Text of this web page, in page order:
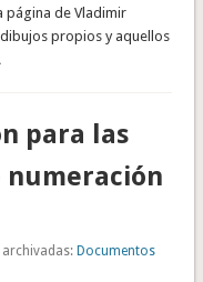
página de Vladimir
propios y aquellos
para las
archivadas: Documentos